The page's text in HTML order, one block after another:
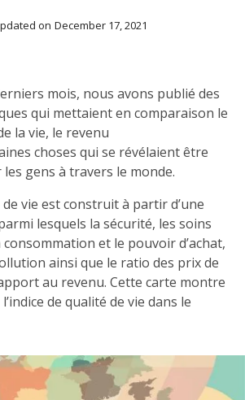
on December 17, 2021
mois, nous avons publié des
qui mettaient en comparaison le
la vie, le revenu
choses qui se révélaient être
gens à travers le monde.
de vie est construit à partir d’une
lesquels la sécurité, les soins
et le pouvoir d’achat,
ainsi que le ratio des prix de
au revenu. Cette carte montre
de qualité de vie dans le